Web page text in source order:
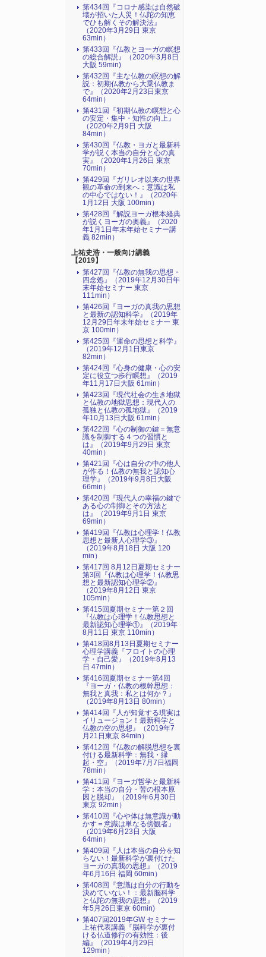
第434回『コロナ感染は自然破
壊が招いた人災！仏陀の知恵
でひも解くその解決法』
（2020年3月29日 東京
63min）
第433回『仏教とヨーガの瞑想
の総合解説』（2020年3月8日
大阪 59min)
第432回『主な仏教の瞑想の解
説：初期仏教から大乗仏教ま
で』（2020年2月23日東京
64min）
第431回『初期仏教の瞑想と心
の安定・集中・知性の向上』
（2020年2月9日 大阪
84min）
第430回『仏教・ヨガと最新科
学が説く本当の自分と心の真
実』（2020年1月26日 東京
70min）
第429回『ガリレオ以来の世界
観の革命の到来へ：意識は私
の中心ではない！』（2020年
1月12日 大阪 100min）
第428回『解説ヨーガ根本経典
が説くヨーガの奥義』（2020
年1月1日年末年始セミナー講
義 82min）
上祐史浩・一般向け講義
【2019】
第427回『仏教の無我の思想・
四念処』（2019年12月30日年
末年始セミナー 東京
111min）
第426回『ヨーガの真我の思想
と最新の認知科学』（2019年
12月29日年末年始セミナー 東
京 100min）
第425回『運命の思想と科学』
（2019年12月1日東京
82min）
第424回『心身の健康・心の安
定に役立つ歩行瞑想』（2019
年11月17日大阪 61min）
第423回『現代社会の生き地獄
と仏教の地獄思想：現代人の
孤独と仏教の孤地獄』（2019
年10月13日大阪 61min）
第422回『心の制御の鍵＝無意
識を制御する４つの習慣と
は』（2019年9月29日 東京
40min）
第421回『心は自分の中の他人
が作る！仏教の無我と認知心
理学』（2019年9月8日大阪
66min）
第420回『現代人の幸福の鍵で
ある心の制御とその方法と
は』（2019年9月1日 東京
69min）
第419回『仏教は心理学！仏教
思想と最新人心理学③』
（2019年8月18日 大阪 120
min）
第417回 8月12日夏期セミナー
第3回『仏教は心理学！仏教思
想と最新認知心理学②』
（2019年8月12日 東京
105min）
第415回夏期セミナー第２回
『仏教は心理学！仏教思想と
最新認知心理学①』（2019年
8月11日 東京 110min）
第418回8月13日夏期セミナー
心理学講義『フロイトの心理
学・自己愛』（2019年8月13
日 47min）
第416回夏期セミナー第4回
『ヨーガ・仏教の根幹思想：
無我と真我：私とは何か？』
（2019年8月13日 80min）
第414回『人が知覚する現実は
イリュージョン！最新科学と
仏教の空の思想』（2019年7
月21日東京 84min）
第412回『仏教の解脱思想を裏
付ける最新科学：無我・縁
起・空』（2019年7月7日福岡
78min）
第411回『ヨーガ哲学と最新科
学：本当の自分・苦の根本原
因と脱却』（2019年6月30日
東京 92min）
第410回『心や体は無意識が動
かす＝意識は単なる傍観者』
（2019年6月23日 大阪
64min）
第409回『人は本当の自分を知
らない！最新科学が裏付けた
ヨーガの真我の思想』（2019
年6月16日 福岡 60min）
第408回『意識は自分の行動を
決めていない！：最新脳科学
と仏陀の無我の思想』（2019
年5月26日東京 60min)
第407回2019年GW セミナー
上祐代表講義『脳科学が裏付
ける仏道修行の有効性：後
編』（2019年4月29日
129min）